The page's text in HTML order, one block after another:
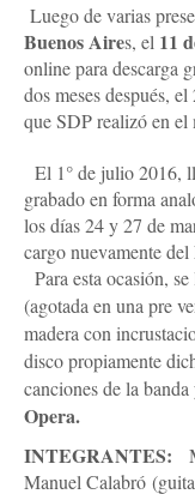
Luego de varias
Buenos Aires, el 11
online para descarga
dos meses después,
que SDP realizó en el
El 1° de julio 2016,
grabado en forma
los días 24 y 27 de
cargo nuevamente del
Para esta ocasión,
(agotada en una pre
madera con
disco propiamente
canciones de la
Opera.
INTEGRANTES:
Manuel Calabró